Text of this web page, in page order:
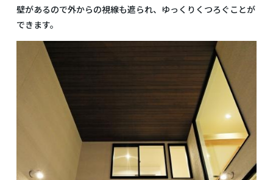
壁があるので外からの視線も遮られ、ゆっくりくつろぐことが
できます。